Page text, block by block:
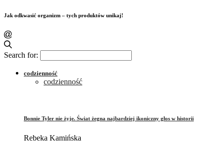
Jak odkwasić organizm – tych produktów unikaj!
Search for:
codzienność
codzienność
Bonnie Tyler nie żyje. Świat żegna najbardziej ikoniczny głos w historii
Rebeka Kamińska